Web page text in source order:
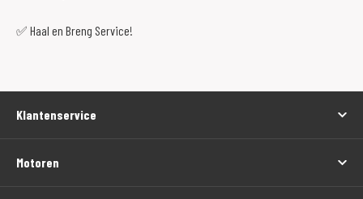
✅ Haal en Breng Service!
Klantenservice
Motoren